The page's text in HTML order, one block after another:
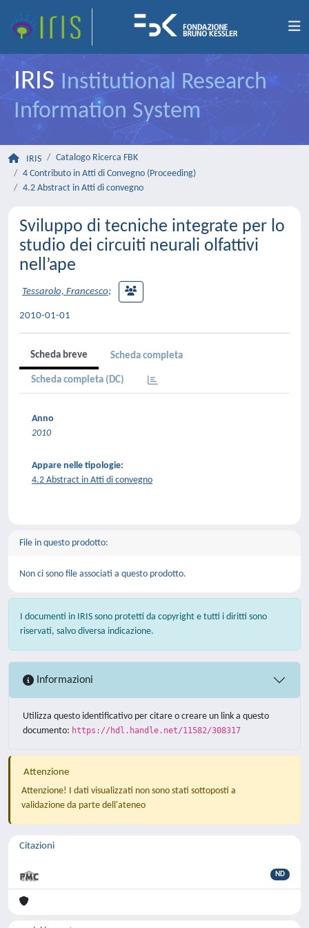
IRIS Institutional Research
Information System
IRIS
Catalogo Ricerca FBK
4 Contributo in Atti di Convegno (Proceeding)
4.2 Abstract in Atti di convegno
Sviluppo di tecniche integrate per lo
studio dei circuiti neurali olfattivi
nell’ape
Tessarolo, Francesco;
2010-01-01
Scheda breve Scheda completa
Scheda completa (DC)
Anno
2010
Appare nelle tipologie:
4.2 Abstract in Atti di convegno
File in questo prodotto:
Non ci sono file associati a questo prodotto.
I documenti in IRIS sono protetti da copyright e tutti i diritti sono
riservati, salvo diversa indicazione.
Informazioni
Utilizza questo identificativo per citare o creare un link a questo
documento: https://hdl.handle.net/11582/308317
Attenzione
Attenzione! I dati visualizzati non sono stati sottoposti a
validazione da parte dell'ateneo
Citazioni
ND